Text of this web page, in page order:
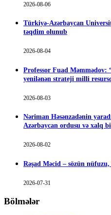
2026-08-06
Türkiyə-Azərbaycan
təqdim olunub
2026-08-04
Professor Fuad Məmmədov:
yenilənən strateji milli
2026-08-03
Nəriman Həsənzadənin
Azərbaycan ordusu və xalq
2026-08-02
Rəşad Məcid – sözün
2026-07-31
Bölmələr